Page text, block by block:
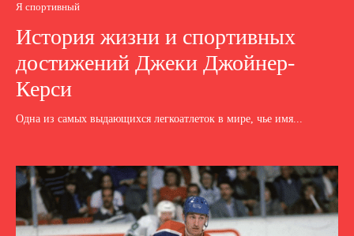
Я спортивный
История жизни и спортивных
достижений Джеки Джойнер-
Керси
Одна из самых выдающихся легкоатлеток в мире, чье имя...